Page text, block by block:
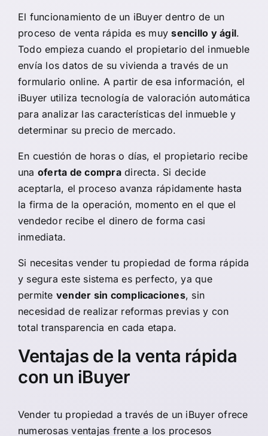
El funcionamiento de un iBuyer dentro de un
proceso de venta rápida es muysencillo y ágil.
Todo empieza cuando el propietario del inmueble
envía los datos de su vivienda a través de un
formulario online. A partir de esa información, el
iBuyer utiliza tecnología de valoración automática
para analizar las características del inmueble y
determinar su precio de mercado.
En cuestión de horas o días, el propietario recibe
una oferta de compradirecta. Si decide
aceptarla, el proceso avanza rápidamente hasta
la firma de la operación, momento en el que el
vendedor recibe el dinero de forma casi
inmediata.
Si necesitas vender tu propiedad de forma rápida
y segura este sistema es perfecto, ya que
permite vender sin complicaciones, sin
necesidad de realizar reformas previas y con
total transparencia en cada etapa.
Ventajas de la venta rápida
con un iBuyer
Vender tu propiedad a través de un iBuyer ofrece
numerosas ventajas frente a los procesos